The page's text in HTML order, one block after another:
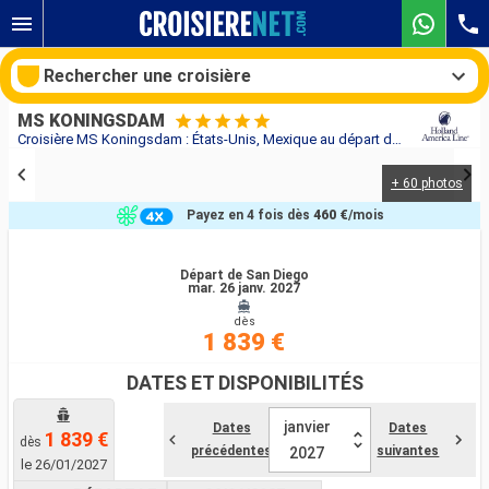
Croisière MS Koningsdam : États-Unis, Mexique au départ de San Diego
MS KONINGSDAM
+ 60 photos
Départ de San Diego
mar. 26 janv. 2027
dès
1 839 €
Payez en 4 fois dès 460 €/mois
DATES ET DISPONIBILITÉS
dès 1 839 €
le 26/01/2027
Dates
précédentes
janvier
2027
Dates
suivantes
Rechercher une croisière
Compagnies
Rechercher